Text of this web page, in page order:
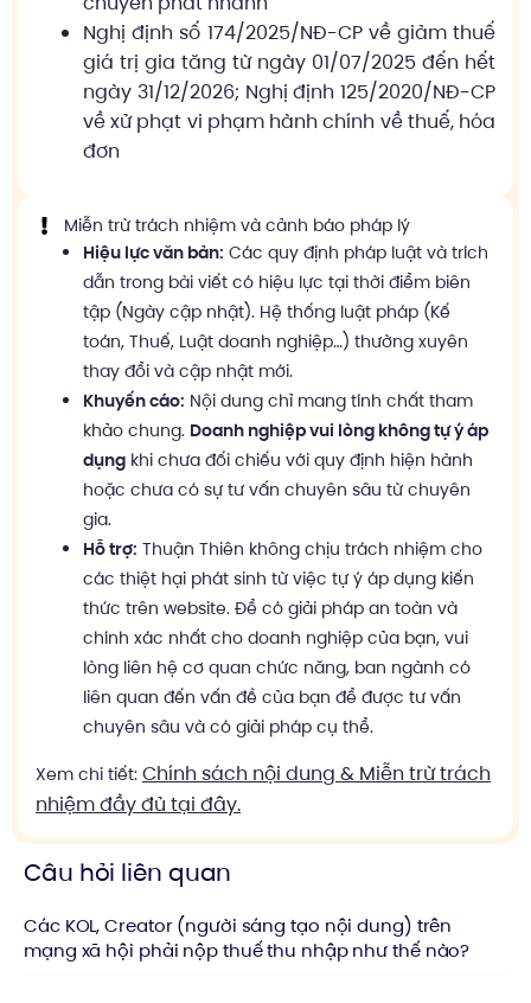
Nghị định số 174/2025/NĐ-CP về giảm thuế
giá trị gia tăng từ ngày 01/07/2025 đến hết
ngày 31/12/2026; Nghị định 125/2020/NĐ-CP
về xử phạt vi phạm hành chính về thuế, hóa
đơn
Miễn trừ trách nhiệm và cảnh báo pháp lý
Hiệu lực văn bản: Các quy định pháp luật và trích
dẫn trong bài viết có hiệu lực tại thời điểm biên
tập (Ngày cập nhật). Hệ thống luật pháp (Kế
toán, Thuế, Luật doanh nghiệp…) thường xuyên
thay đổi và cập nhật mới.
Khuyến cáo: Nội dung chỉ mang tính chất tham
khảo chung. Doanh nghiệp vui lòng không tự ý áp
dụng khi chưa đối chiếu với quy định hiện hành
hoặc chưa có sự tư vấn chuyên sâu từ chuyên
gia.
Hỗ trợ: Thuận Thiên không chịu trách nhiệm cho
các thiệt hại phát sinh từ việc tự ý áp dụng kiến
thức trên website. Để có giải pháp an toàn và
chính xác nhất cho doanh nghiệp của bạn, vui
lòng liên hệ cơ quan chức năng, ban ngành có
liên quan đến vấn đề của bạn để được tư vấn
chuyên sâu và có giải pháp cụ thể.
Xem chi tiết: Chính sách nội dung & Miễn trừ trách
nhiệm đầy đủ tại đây.
Câu hỏi liên quan
Các KOL, Creator (người sáng tạo nội dung) trên
mạng xã hội phải nộp thuế thu nhập như thế nào?